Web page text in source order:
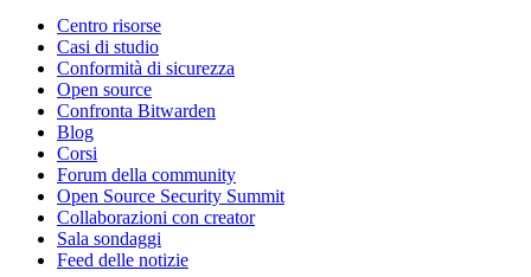
Centro risorse
Casi di studio
Conformità di sicurezza
Open source
Confronta Bitwarden
Blog
Corsi
Forum della community
Open Source Security Summit
Collaborazioni con creator
Sala sondaggi
Feed delle notizie